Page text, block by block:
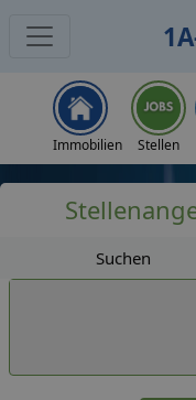
Immobilien Stellen
Suchen